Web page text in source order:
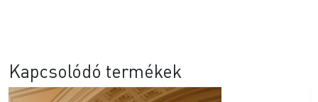
Kapcsolódó termékek